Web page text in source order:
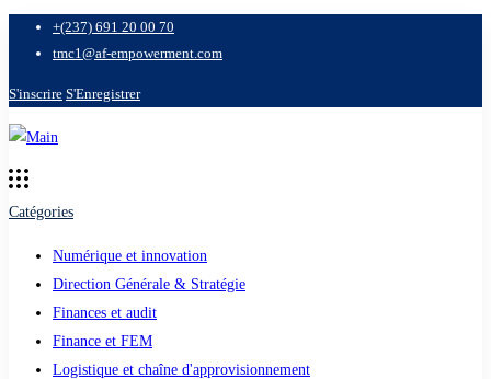
+(237) 691 20 00 70
tmc1@af-empowerment.com
S'inscrire S'Enregistrer
Catégories
Numérique et innovation
Direction Générale & Stratégie
Finances et audit
Finance et FEM
Logistique et chaîne d'approvisionnement